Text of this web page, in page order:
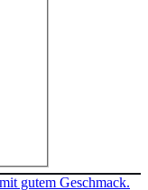
gutem Geschmack.